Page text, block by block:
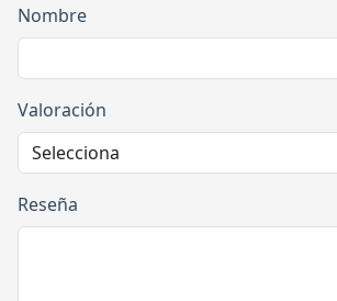
Nombre
Valoración
Reseña